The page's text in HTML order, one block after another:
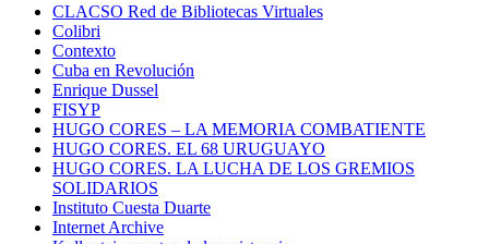
CLACSO Red de Bibliotecas Virtuales
Colibri
Contexto
Cuba en Revolución
Enrique Dussel
FISYP
HUGO CORES – LA MEMORIA COMBATIENTE
HUGO CORES. EL 68 URUGUAYO
HUGO CORES. LA LUCHA DE LOS GREMIOS
SOLIDARIOS
Instituto Cuesta Duarte
Internet Archive